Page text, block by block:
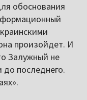
обоснования
произойдет. И
Залужный не
до последнего.